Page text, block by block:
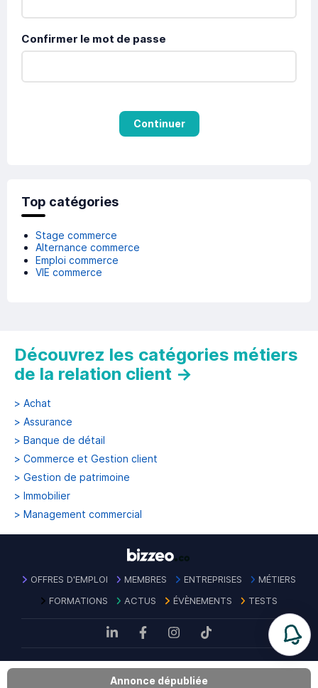
Annonce dépubliée
Confirmer le mot de passe
Continuer
Top catégories
Stage commerce
Alternance commerce
Emploi commerce
VIE commerce
Découvrez les catégories métiers
de la relation client →
> Achat
> Assurance
> Banque de détail
> Commerce et Gestion client
> Gestion de patrimoine
> Immobilier
> Management commercial
OFFRES D'EMPLOI MEMBRES ENTREPRISES
MÉTIERS
FORMATIONS
ACTUS ÉVÈNEMENTS TESTS
| CGU |
Politique de confidentialité des